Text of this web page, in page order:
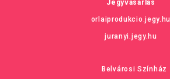
Jegyvásárlás
orlaiprodukcio.jegy.hu
juranyi.jegy.hu
Belvárosi Színház